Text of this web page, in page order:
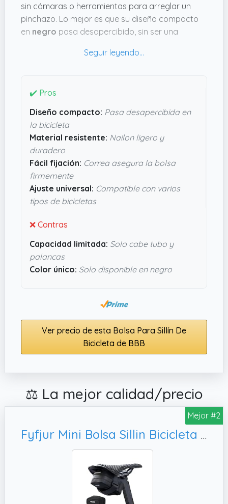
sin cámaras o herramientas para arreglar un
pinchazo. Lo mejor es que su diseño compacto
en negro pasa desapercibido, sin ser una
para guardar un tubo interior y algunas
que no se mueva nada, algo que siempre da
tranquilidad en marcha. Está hecha de nailon
resistente pero ligero, por lo que no añade peso
extra ni da la sensación de que vas con bulto.
Por cómo está diseñada, parece un accesorio
bien pensado para la mayoría de bicicletas,
desde las de carretera hasta híbridas. Si quieres
algo discreto y útil, esta bolsa parece cumplir sin
complicarte la vida.
✔️ Pros
Diseño compacto: Pasa desapercibida en
la bicicleta
Material resistente: Nailon ligero y
duradero
Fácil fijación: Correa asegura la bolsa
firmemente
Ajuste universal: Compatible con varios
tipos de bicicletas
❌ Contras
Capacidad limitada: Solo cabe tubo y
palancas
Color único: Solo disponible en negro
Ver precio de esta Bolsa Para Sillín De
Bicicleta de BBB
⚖️ La mejor calidad/precio
Mejor #2
Fyfjur Mini Bolsa Sillin Bicicleta Carretera Impermeable, Compacto Portátil Bolsa Sillin Bicicleta Montaña Reflectante con Bolsillo de Malla para MTB Bici Carretera Plegable (11x8x4cm)